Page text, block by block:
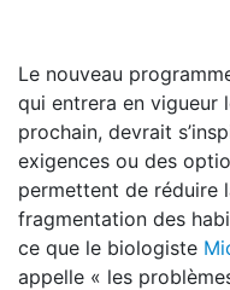
Perte de
Le nouveau
qui entrera en vigueur
prochain, devrait
exigences ou des
permettent de réduire
fragmentation des
ce que le biologiste
appelle « les